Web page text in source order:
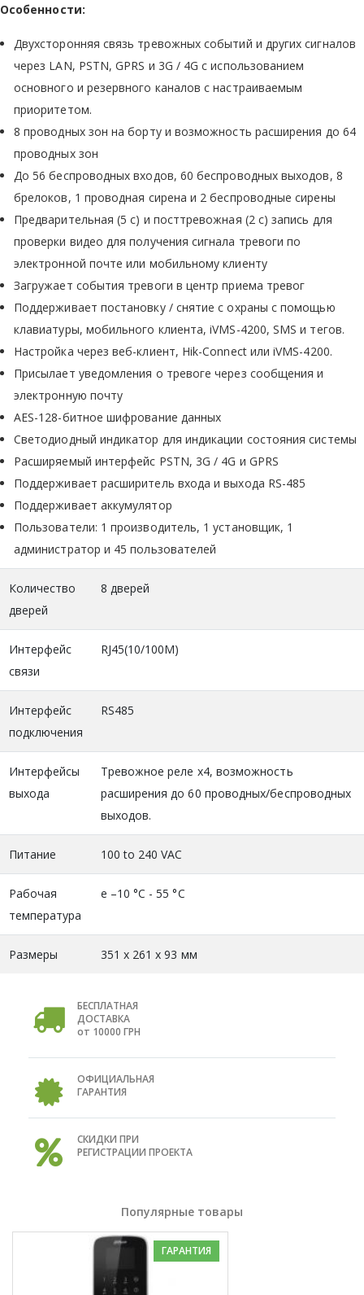
Особенности:
Двухсторонняя связь тревожных событий и других сигналов
через LAN, PSTN, GPRS и 3G / 4G с использованием
основного и резервного каналов с настраиваемым
приоритетом.
8 проводных зон на борту и возможность расширения до 64
проводных зон
До 56 беспроводных входов, 60 беспроводных выходов, 8
брелоков, 1 проводная сирена и 2 беспроводные сирены
Предварительная (5 с) и посттревожная (2 с) запись для
проверки видео для получения сигнала тревоги по
электронной почте или мобильному клиенту
Загружает события тревоги в центр приема тревог
Поддерживает постановку / снятие с охраны с помощью
клавиатуры, мобильного клиента, iVMS-4200, SMS и тегов.
Настройка через веб-клиент, Hik-Connect или iVMS-4200.
Присылает уведомления о тревоге через сообщения и
электронную почту
AES-128-битное шифрование данных
Cветодиодный индикатор для индикации состояния системы
Расширяемый интерфейс PSTN, 3G / 4G и GPRS
Поддерживает расширитель входа и выхода RS-485
Поддерживает аккумулятор
Пользователи: 1 производитель, 1 установщик, 1
администратор и 45 пользователей
Количество
дверей
8 дверей
Интерфейс
связи
RJ45(10/100M)
Интерфейс
подключения
RS485
Интерфейсы
выхода
Тревожное реле x4, возможность
расширения до 60 проводных/беспроводных
выходов.
Питание 100 to 240 VAC
Рабочая
температура
e –10 °C - 55 °C
Размеры 351 х 261 х 93 мм
БЕСПЛАТНАЯ
ДОСТАВКА
от 10000 ГРН
ОФИЦИАЛЬНАЯ
ГАРАНТИЯ
СКИДКИ ПРИ
РЕГИСТРАЦИИ ПРОЕКТА
Популярные товары
ГАРАНТИЯ